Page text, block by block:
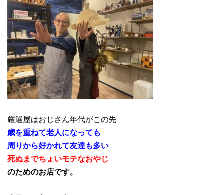
厳選屋はおじさん年代がこの先
歳を重ねて老人になっても
周りから好かれて友達も多い
死ぬまでちょいモテなおやじ
のためのお店です。